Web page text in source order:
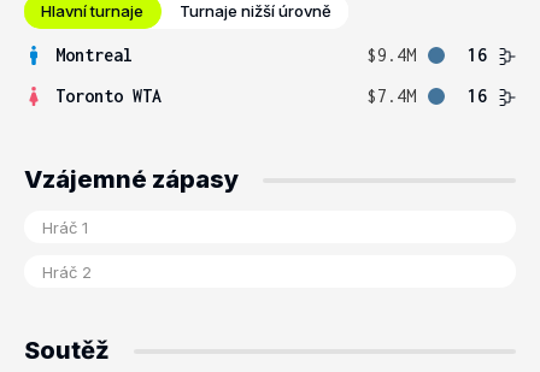
Hlavní turnaje Turnaje nižší úrovně
Montreal $9.4M
16
Toronto WTA
$7.4M 16
Vzájemné zápasy
Soutěž